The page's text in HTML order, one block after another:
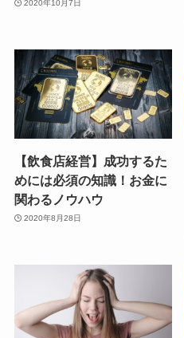
2020年10月7日
【飲食店経営】成功するた
めには必須の知識！お金に
関わるノウハウ
2020年8月28日